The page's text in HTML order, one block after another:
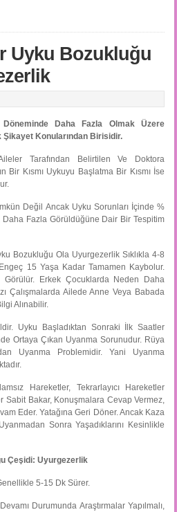
Uyku Bozukluğu
Daha Fazla Olmak Üzere
Şikayet Konularından Birisidir.
Tarafından Belirtilen Ve Doktora
Bir Kısmı Uykuyu Başlatma Bir Kısmı İse
Değil Ancak Uyku Sorunları İçinde %
Daha Fazla Görüldüğüne Dair Bir Tespitim
Bozukluğu Ola Uyurgezerlik Sıklıkla 4-8
15 Yaşa Kadar Tamamen Kaybolur.
Erkek Çocuklarda Neden Daha
Çalışmalarda Ailede Anne Veya Babada
Alınabilir.
Uyku Başladıktan Sonraki İlk Saatler
Ortaya Çıkan Uyanma Sorunudur. Rüya
Uyanma Problemidir. Yani Uyanma
Hareketler, Tekrarlayıcı Hareketler
Sabit Bakar, Konuşmalara Cevap Vermez,
Eder. Yatağına Geri Döner. Ancak Kaza
Sonra Yaşadıklarını Kesinlikle
Çeşidi: Uyurgezerlik
5-15 Dk Sürer.
Durumunda Araştırmalar Yapılmalı,